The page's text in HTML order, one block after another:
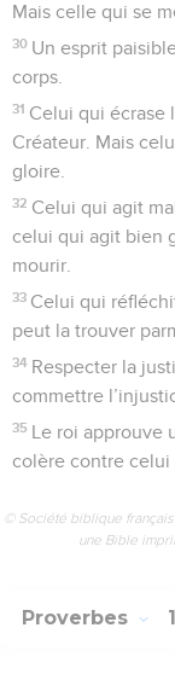
Mais celle qui se
30 Un esprit
corps.
31 Celui qui écrase
Créateur. Mais
gloire.
32 Celui qui agit
celui qui agit bien
mourir.
33 Celui qui
peut la trouver
34 Respecter la
commettre
35 Le roi approuve
colère contre celui
© Société biblique
une Bible
Proverbes